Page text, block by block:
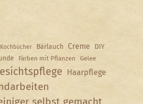
Bärlauch Creme DIY
Färben mit Pflanzen Gelee
Haarpflege